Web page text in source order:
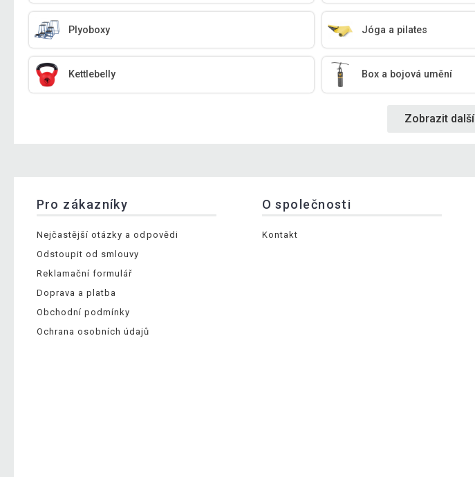
Plyoboxy Jóga a pilates
Kettlebelly Box a bojová umění
Zobrazit
Pro zákazníky
Nejčastější otázky a odpovědi
Odstoupit od smlouvy
Reklamační formulář
Doprava a platba
Obchodní podmínky
Ochrana osobních údajů
O společnosti
Kontakt